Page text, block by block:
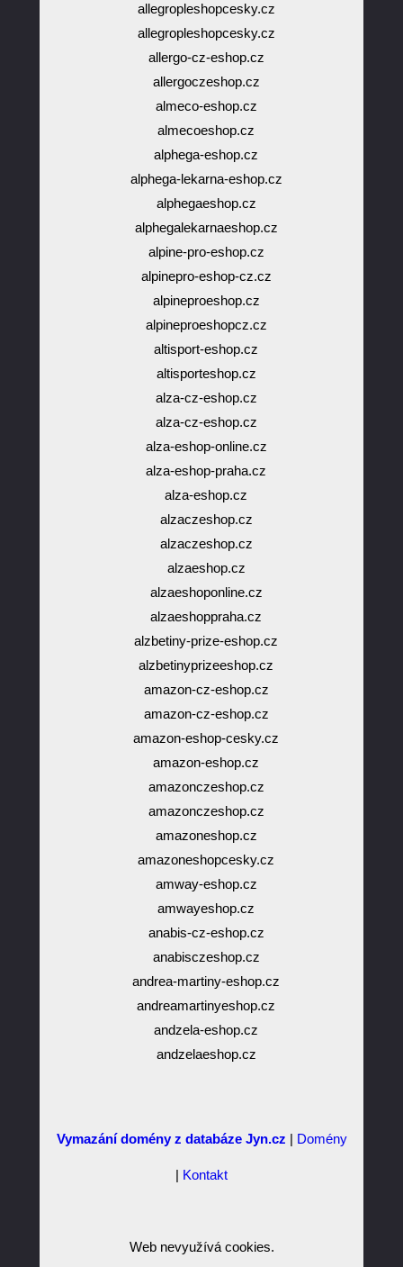
allegropleshopcesky.cz
allegropleshopcesky.cz
allergo-cz-eshop.cz
allergoczeshop.cz
almeco-eshop.cz
almecoeshop.cz
alphega-eshop.cz
alphega-lekarna-eshop.cz
alphegaeshop.cz
alphegalekarnaeshop.cz
alpine-pro-eshop.cz
alpinepro-eshop-cz.cz
alpineproeshop.cz
alpineproeshopcz.cz
altisport-eshop.cz
altisporteshop.cz
alza-cz-eshop.cz
alza-cz-eshop.cz
alza-eshop-online.cz
alza-eshop-praha.cz
alza-eshop.cz
alzaczeshop.cz
alzaczeshop.cz
alzaeshop.cz
alzaeshoponline.cz
alzaeshoppraha.cz
alzbetiny-prize-eshop.cz
alzbetinyprizeeshop.cz
amazon-cz-eshop.cz
amazon-cz-eshop.cz
amazon-eshop-cesky.cz
amazon-eshop.cz
amazonczeshop.cz
amazonczeshop.cz
amazoneshop.cz
amazoneshopcesky.cz
amway-eshop.cz
amwayeshop.cz
anabis-cz-eshop.cz
anabisczeshop.cz
andrea-martiny-eshop.cz
andreamartinyeshop.cz
andzela-eshop.cz
andzelaeshop.cz
Vymazání domény z databáze Jyn.cz | Domény
| Kontakt
Web nevyužívá cookies.